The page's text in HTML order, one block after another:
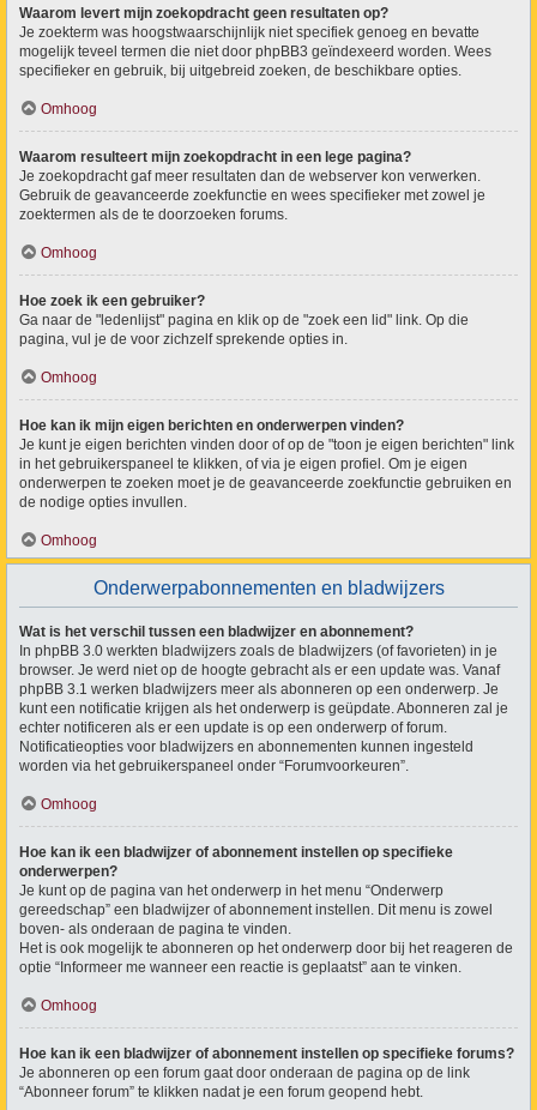
Waarom levert mijn zoekopdracht geen resultaten op?
Je zoekterm was hoogstwaarschijnlijk niet specifiek genoeg en bevatte
mogelijk teveel termen die niet door phpBB3 geïndexeerd worden. Wees
specifieker en gebruik, bij uitgebreid zoeken, de beschikbare opties.
Omhoog
Waarom resulteert mijn zoekopdracht in een lege pagina?
Je zoekopdracht gaf meer resultaten dan de webserver kon verwerken.
Gebruik de geavanceerde zoekfunctie en wees specifieker met zowel je
zoektermen als de te doorzoeken forums.
Omhoog
Hoe zoek ik een gebruiker?
Ga naar de "ledenlijst" pagina en klik op de "zoek een lid" link. Op die
pagina, vul je de voor zichzelf sprekende opties in.
Omhoog
Hoe kan ik mijn eigen berichten en onderwerpen vinden?
Je kunt je eigen berichten vinden door of op de "toon je eigen berichten" link
in het gebruikerspaneel te klikken, of via je eigen profiel. Om je eigen
onderwerpen te zoeken moet je de geavanceerde zoekfunctie gebruiken en
de nodige opties invullen.
Omhoog
Onderwerpabonnementen en bladwijzers
Wat is het verschil tussen een bladwijzer en abonnement?
In phpBB 3.0 werkten bladwijzers zoals de bladwijzers (of favorieten) in je
browser. Je werd niet op de hoogte gebracht als er een update was. Vanaf
phpBB 3.1 werken bladwijzers meer als abonneren op een onderwerp. Je
kunt een notificatie krijgen als het onderwerp is geüpdate. Abonneren zal je
echter notificeren als er een update is op een onderwerp of forum.
Notificatieopties voor bladwijzers en abonnementen kunnen ingesteld
worden via het gebruikerspaneel onder “Forumvoorkeuren”.
Omhoog
Hoe kan ik een bladwijzer of abonnement instellen op specifieke
onderwerpen?
Je kunt op de pagina van het onderwerp in het menu “Onderwerp
gereedschap” een bladwijzer of abonnement instellen. Dit menu is zowel
boven- als onderaan de pagina te vinden.
Het is ook mogelijk te abonneren op het onderwerp door bij het reageren de
optie “Informeer me wanneer een reactie is geplaatst” aan te vinken.
Omhoog
Hoe kan ik een bladwijzer of abonnement instellen op specifieke forums?
Je abonneren op een forum gaat door onderaan de pagina op de link
“Abonneer forum” te klikken nadat je een forum geopend hebt.